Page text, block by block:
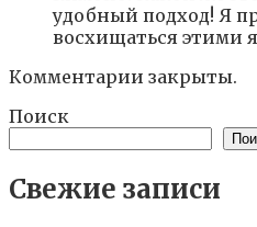
удобный подход! Я
восхищаться этими
Комментарии закрыты.
Поиск
Свежие записи